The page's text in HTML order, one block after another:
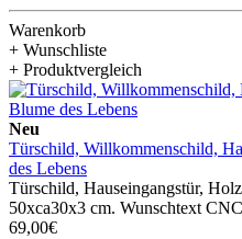
Warenkorb
+ Wunschliste
+ Produktvergleich
Neu
Türschild, Willkommenschild,
des Lebens
Türschild, Hauseingangstür,
50xca30x3 cm. Wunschtext
69,00€